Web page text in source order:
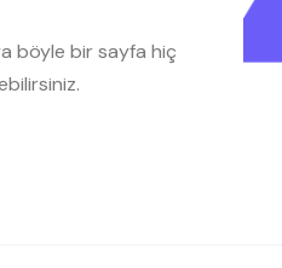
böyle bir sayfa hiç